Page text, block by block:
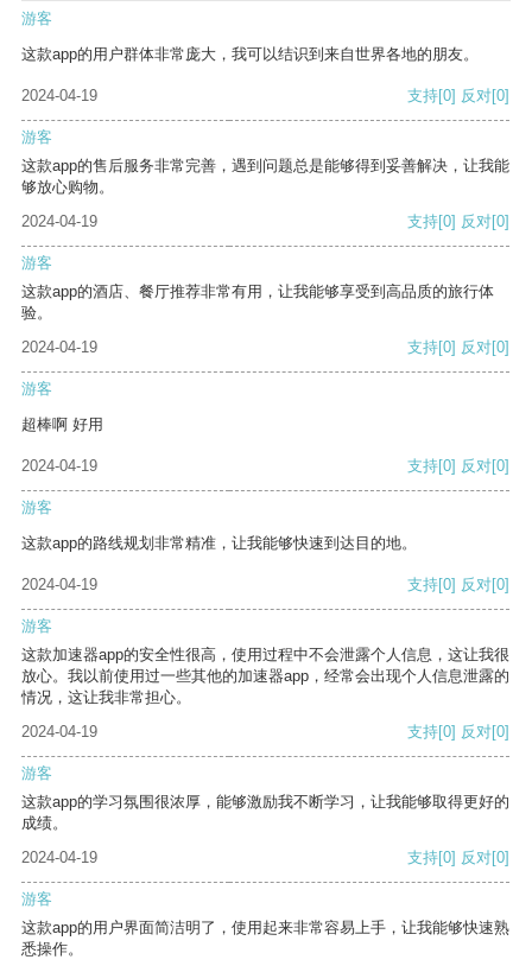
游客
这款app的用户群体非常庞大，我可以结识到来自世界各地的朋友。
2024-04-19 支持[0] 反对[0]
游客
这款app的售后服务非常完善，遇到问题总是能够得到妥善解决，让我能
够放心购物。
2024-04-19
支持[0] 反对[0]
游客
这款app的酒店、餐厅推荐非常有用，让我能够享受到高品质的旅行体
验。
2024-04-19
支持[0] 反对[0]
游客
超棒啊 好用
2024-04-19 支持[0] 反对[0]
游客
这款app的路线规划非常精准，让我能够快速到达目的地。
2024-04-19 支持[0] 反对[0]
游客
这款加速器app的安全性很高，使用过程中不会泄露个人信息，这让我很
放心。我以前使用过一些其他的加速器app，经常会出现个人信息泄露的
情况，这让我非常担心。
2024-04-19
支持[0] 反对[0]
游客
这款app的学习氛围很浓厚，能够激励我不断学习，让我能够取得更好的
成绩。
2024-04-19
支持[0] 反对[0]
游客
这款app的用户界面简洁明了，使用起来非常容易上手，让我能够快速熟
悉操作。